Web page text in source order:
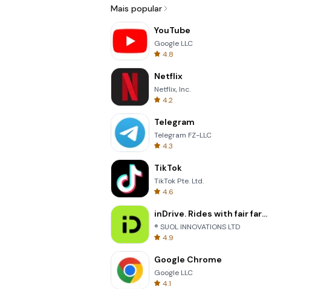
Mais popular
YouTube
Google LLC
4.8
Netflix
Netflix, Inc.
4.2
Telegram
Telegram FZ-LLC
4.3
TikTok
TikTok Pte. Ltd.
4.6
inDrive. Rides with fair fares
® SUOL INNOVATIONS LTD
4.9
Google Chrome
Google LLC
4.1